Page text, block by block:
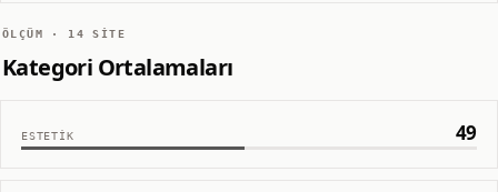
ÖLÇÜM · 14 SITE
Kategori Ortalamaları
ESTETIK 49